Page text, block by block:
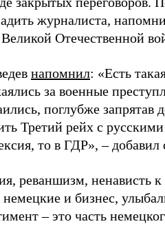
журналиста,
Отечественной
напомнил: «Есть
за военные
поглубже запрятав
Третий рейх с
то в ГДР», – добавил
реваншизм, ненависть
и бизнес,
– это часть